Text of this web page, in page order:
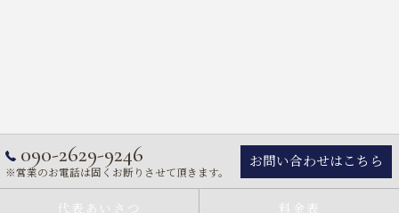
090-2629-9246
※営業のお電話は固くお断りさせて頂きます。
お問い合わせはこちら
代表あいさつ 料金表